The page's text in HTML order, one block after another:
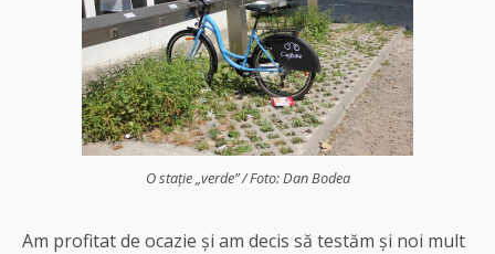
O stație „verde” / Foto: Dan Bodea
Am profitat de ocazie și am decis să testăm și noi mult